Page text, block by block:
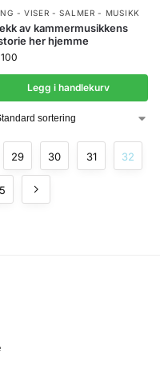
- VISER - SALMER - MUSIKK
av kammermusikkens
her hjemme
100
Legg i handlekurv
29 30 31 32